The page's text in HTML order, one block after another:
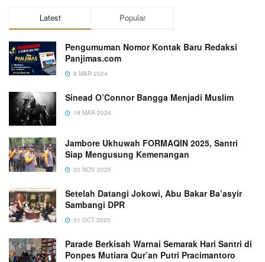
Latest Popular
Pengumuman Nomor Kontak Baru Redaksi
Panjimas.com
8 MAR 2024
Sinead O’Connor Bangga Menjadi Muslim
18 MAR 2024
Jambore Ukhuwah FORMAQIN 2025, Santri
Siap Mengusung Kemenangan
20 NOV 2025
Setelah Datangi Jokowi, Abu Bakar Ba’asyir
Sambangi DPR
31 OCT 2025
Parade Berkisah Warnai Semarak Hari Santri di
Ponpes Mutiara Qur’an Putri Pracimantoro